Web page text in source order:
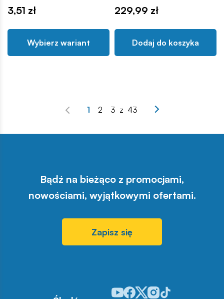
3,51 zł
Wybierz wariant
229,99 zł
Dodaj do koszyka
1 2 3 z 43
Bądź na bieżąco z promocjami,
nowościami, wyjątkowymi ofertami.
Zapisz się
Odwiedź nasz profil w serwisie
Odwiedź nasz profil w
Odwiedź nasz profil w
Odwiedź nasz profil w
Odwiedź nasz